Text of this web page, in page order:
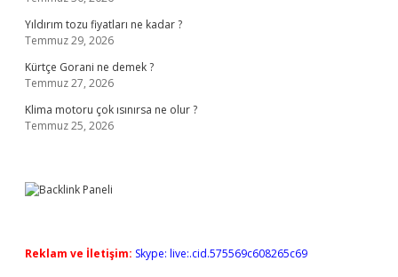
Yıldırım tozu fiyatları ne kadar ?
Temmuz 29, 2026
Kürtçe Gorani ne demek ?
Temmuz 27, 2026
Klima motoru çok ısınırsa ne olur ?
Temmuz 25, 2026
Reklam ve İletişim: Skype: live:.cid.575569c608265c69